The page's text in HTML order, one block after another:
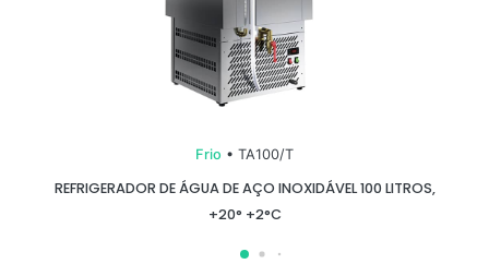
Frio • TA100/T
REFRIGERADOR DE ÁGUA DE AÇO INOXIDÁVEL 100 LITROS,
+20° +2°C